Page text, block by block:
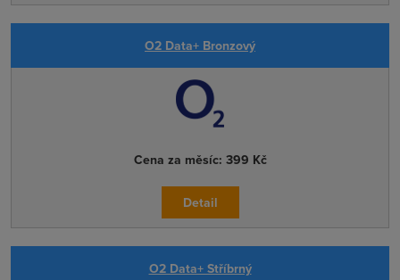
O2 Data+ Bronzový
Cena za měsíc: 399 Kč
Detail
O2 Data+ Stříbrný